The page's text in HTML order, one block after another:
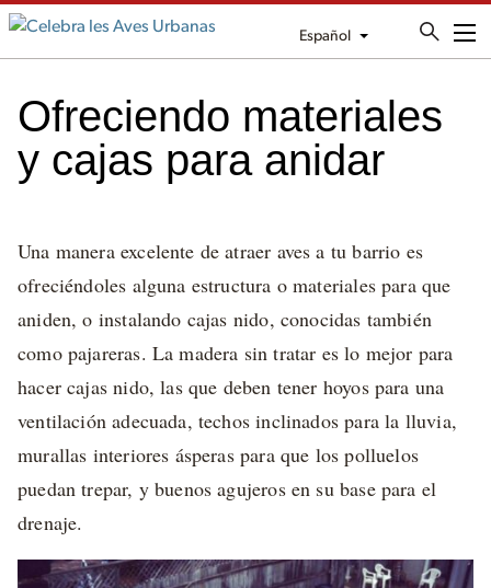
Español
Ofreciendo materiales
y cajas para anidar
Una manera excelente de atraer aves a tu barrio es
ofreciéndoles alguna estructura o materiales para que
aniden, o instalando cajas nido, conocidas también
como pajareras. La madera sin tratar es lo mejor para
hacer cajas nido, las que deben tener hoyos para una
ventilación adecuada, techos inclinados para la lluvia,
murallas interiores ásperas para que los polluelos
puedan trepar, y buenos agujeros en su base para el
drenaje.